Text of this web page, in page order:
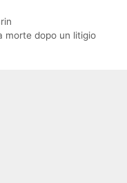
morte dopo un litigio